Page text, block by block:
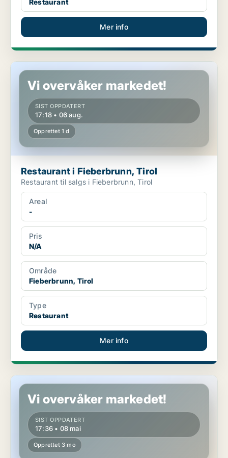
Restaurant
Mer info
Restaurant i Fieberbrunn, Tirol
Vi overvåker markedet!
SIST OPPDATERT
17:18 • 06 aug.
Opprettet 1 d
Restaurant i Fieberbrunn, Tirol
Restaurant til salgs i Fieberbrunn, Tirol
Areal
-
Pris
N/A
Område
Fieberbrunn, Tirol
Type
Restaurant
Mer info
Restaurant i Kössen, Tirol
Vi overvåker markedet!
SIST OPPDATERT
17:36 • 08 mai
Opprettet 3 mo